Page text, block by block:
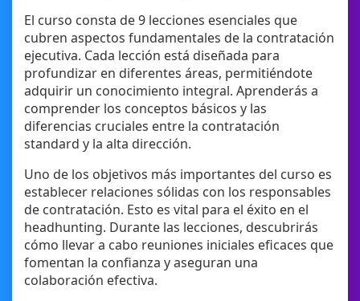
El curso consta de 9 lecciones esenciales que
cubren aspectos fundamentales de la contratación
ejecutiva. Cada lección está diseñada para
profundizar en diferentes áreas, permitiéndote
adquirir un conocimiento integral. Aprenderás a
comprender los conceptos básicos y las
diferencias cruciales entre la contratación
standard y la alta dirección.
Uno de los objetivos más importantes del curso es
establecer relaciones sólidas con los responsables
de contratación. Esto es vital para el éxito en el
headhunting. Durante las lecciones, descubrirás
cómo llevar a cabo reuniones iniciales eficaces que
fomentan la confianza y aseguran una
colaboración efectiva.